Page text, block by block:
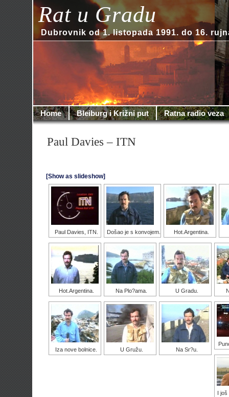
Rat u Gradu
Dubrovnik od 1. listopada 1991. do 16.
Home Bleiburg i Križni put Ratna radio veza
Paul Davies – ITN
[Show as slideshow]
Paul Davies, ITN. Došao je s konvojem. Hot.Argentina.
Hot.Argentina. Na Plo?ama. U Gradu.
Iza nove bolnice. U Gružu. Na Sr?u.
I još